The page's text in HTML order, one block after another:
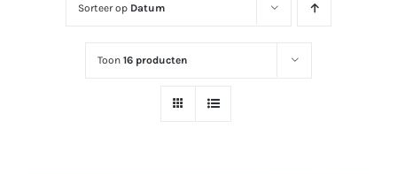
Sorteer op Datum
Toon16 producten